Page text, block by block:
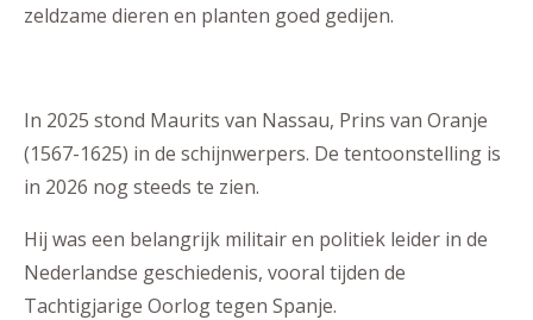
zeldzame dieren en planten goed gedijen.
In 2025 stond Maurits van Nassau, Prins van Oranje
(1567-1625) in de schijnwerpers. De tentoonstelling is
in 2026 nog steeds te zien.
Hij was een belangrijk militair en politiek leider in de
Nederlandse geschiedenis, vooral tijden de
Tachtigjarige Oorlog tegen Spanje.